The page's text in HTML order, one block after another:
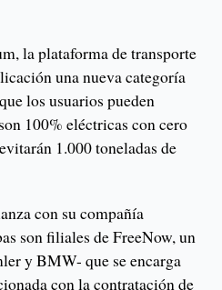
la plataforma de transporte
una nueva categoría
los usuarios pueden
100% eléctricas con cero
1.000 toneladas de
con su compañía
son filiales de FreeNow, un
y BMW- que se encarga
con la contratación de